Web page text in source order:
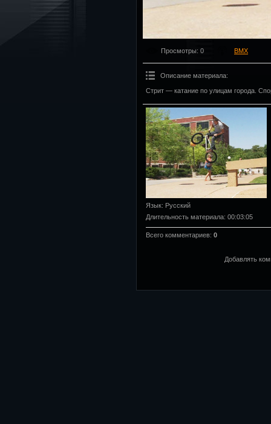
Просмотры: 0 BMX
Описание материала:
Стрит — катание по улицам города.
Язык: Русский
Длительность материала: 00:03:05
Всего комментариев: 0
Добавлять